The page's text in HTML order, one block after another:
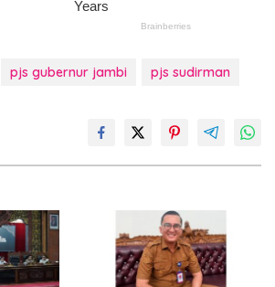
pjs gubernur jambi pjs sudirman